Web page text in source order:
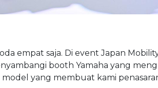
empat saja. Di event Japan
booth Yamaha yang
yang membuat kami